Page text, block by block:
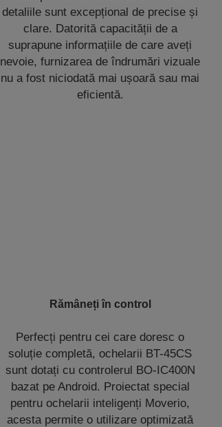
detaliile sunt excepțional de precise și
clare. Datorită capacității de a
suprapune informațiile de care aveți
nevoie, furnizarea de îndrumări vizuale
nu a fost niciodată mai ușoară sau mai
eficientă.
Rămâneți în control
Perfecți pentru cei care doresc o
soluție completă, ochelarii BT-45CS
sunt dotați cu controlerul BO-IC400N
bazat pe Android. Proiectat special
pentru ochelarii inteligenți Moverio,
acesta permite o utilizare optimizată